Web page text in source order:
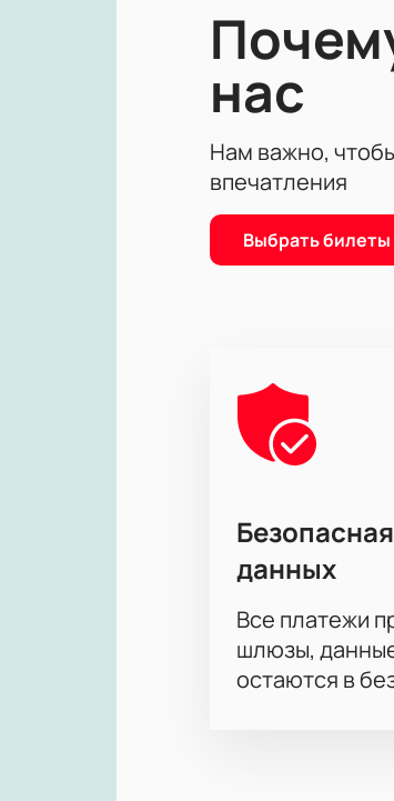
нас
Нам важно,
впечатления
Выбрать билеты
данных
Все платежи
шлюзы,
остаются в